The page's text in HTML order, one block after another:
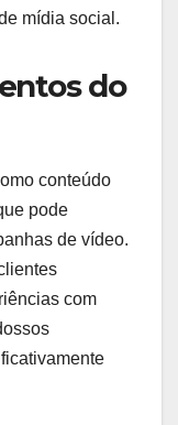
mídia social.
do
conteúdo
pode
de vídeo.
com